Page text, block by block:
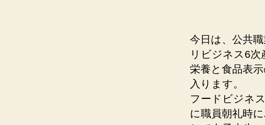
今日は、公共
リビジネス6次
栄養と食品表
入ります。
フードビジネ
に職員朝礼時